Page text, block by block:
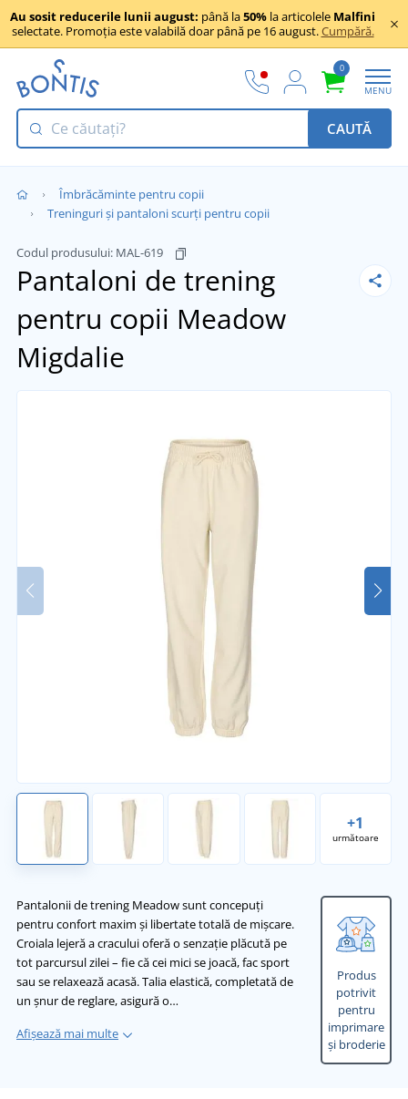
Au sosit reducerile lunii august: până la50% la articolele Malfini
selectate. Promoția este valabilă doar până pe 16 august.Cumpără.
0
MENU
CAUTĂ
Îmbrăcăminte pentru copii
Treninguri și pantaloni scurți pentru copii
Codul produsului: MAL-619
Pantaloni de trening
pentru copii Meadow
Migdalie
+1
următoare
Pantalonii de trening Meadow sunt concepuți
pentru confort maxim și libertate totală de mișcare.
Croiala lejeră a cracului oferă o senzație plăcută pe
tot parcursul zilei – fie că cei mici se joacă, fac sport
sau se relaxează acasă. Talia elastică, completată de
un șnur de reglare, asigură o…
Afișează mai multe
Produs
potrivit
pentru
imprimare
și broderie